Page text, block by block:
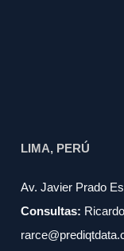
LIMA, PERÚ
Av. Javier Prado
Consultas: